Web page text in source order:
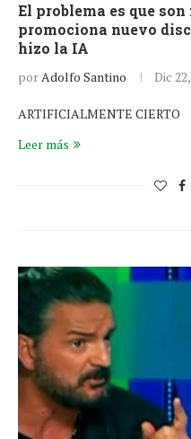
El problema es que
promociona nuevo
hizo la IA
porAdolfo Santino Dic
ARTIFICIALMENTE CIERTO
Leer más